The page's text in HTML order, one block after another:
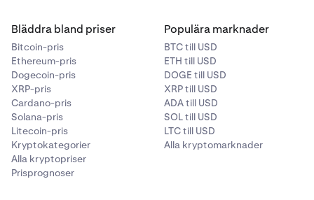
Bläddra bland priser
Bitcoin-pris
Ethereum-pris
Dogecoin-pris
XRP-pris
Cardano-pris
Solana-pris
Litecoin-pris
Kryptokategorier
Alla kryptopriser
Prisprognoser
Populära marknader
BTC till USD
ETH till USD
DOGE till USD
XRP till USD
ADA till USD
SOL till USD
LTC till USD
Alla kryptomarknader